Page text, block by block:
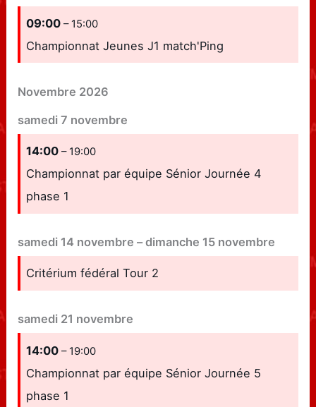
09:00– 15:00
Championnat Jeunes J1 match'Ping
Novembre 2026
samedi 7 novembre
14:00– 19:00
Championnat par équipe Sénior Journée 4
phase 1
samedi 14 novembre –dimanche 15 novembre
Critérium fédéral Tour 2
samedi 21 novembre
14:00– 19:00
Championnat par équipe Sénior Journée 5
phase 1